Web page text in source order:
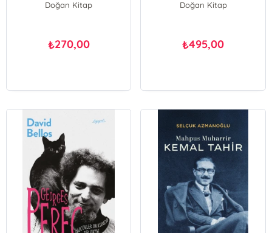
Doğan Kitap
₺270,00
Doğan Kitap
₺495,00